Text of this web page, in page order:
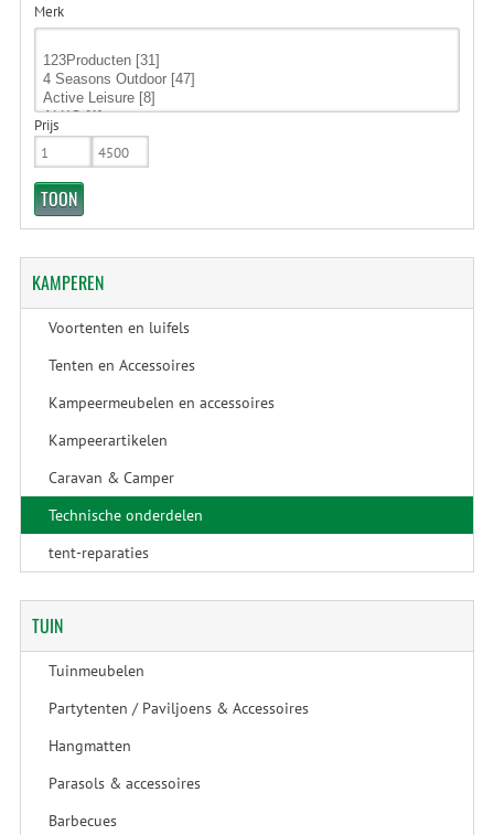
Merk
Prijs
KAMPEREN
Voortenten en luifels
Tenten en Accessoires
Kampeermeubelen en accessoires
Kampeerartikelen
Caravan & Camper
Technische onderdelen
tent-reparaties
TUIN
Tuinmeubelen
Partytenten / Paviljoens & Accessoires
Hangmatten
Parasols & accessoires
Barbecues